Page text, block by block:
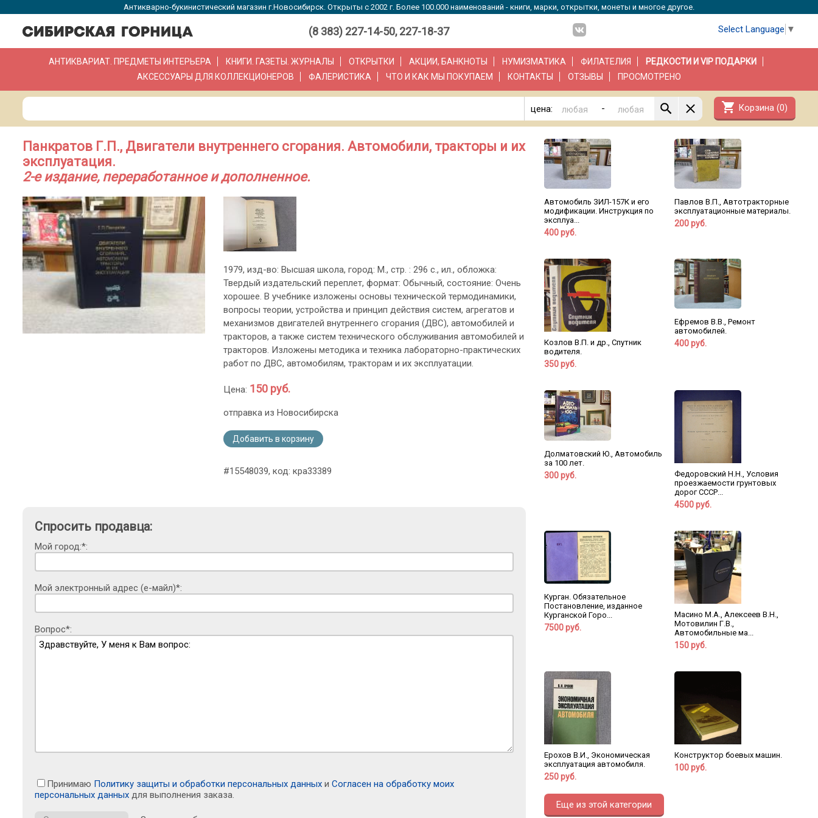
Антикварно-букинистический магазин г.Новосибирск. Открыты с 2002 г. Более 100.000 наименований - книги, марки, открытки, монеты и многое другое.
(8 383) 227-14-50, 227-18-37 Select Language ▼
АНТИКВАРИАТ. ПРЕДМЕТЫ ИНТЕРЬЕРА КНИГИ. ГАЗЕТЫ. ЖУРНАЛЫ ОТКРЫТКИ АКЦИИ, БАНКНОТЫ НУМИЗМАТИКА ФИЛАТЕЛИЯ
РЕДКОСТИ И VIP ПОДАРКИ
АКСЕССУАРЫ ДЛЯ КОЛЛЕКЦИОНЕРОВ
ФАЛЕРИСТИКА ЧТО И КАК МЫ ПОКУПАЕМ КОНТАКТЫ ОТЗЫВЫ ПРОСМОТРЕНО
цена: - shopping_cart Корзина (0)
Панкратов Г.П., Двигатели внутреннего сгорания. Автомобили, тракторы и их
эксплуатация.
2-е издание, переработанное и дополненное.
1979, изд-во: Высшая школа, город: М., стр. : 296 с., ил., обложка:
Твердый издательский переплет, формат: Обычный, состояние: Очень
хорошее. В учебнике изложены основы технической термодинамики,
вопросы теории, устройства и принцип действия систем, агрегатов и
механизмов двигателей внутреннего сгорания (ДВС), автомобилей и
тракторов, а также систем технического обслуживания автомобилей и
тракторов. Изложены методика и техника лабораторно-практических
работ по ДВС, автомобилям, тракторам и их эксплуатации.
Цена: 150 руб.
отправка из Новосибирска
Добавить в корзину
#15548039, код: кра33389
Спросить продавца:
Мой город:*:
Мой электронный адрес (е-майл)*:
Вопрос*:
Принимаю Политику защиты и обработки персональных данных и Согласен на обработку моих
персональных данных для выполнения заказа.
Автомобиль ЗИЛ-157К и его
модификации. Инструкция по
эксплуа...
400 руб.
Павлов В.П., Автотракторные
эксплуатационные материалы.
200 руб.
Козлов В.П. и др., Спутник
водителя.
350 руб.
Ефремов В.В., Ремонт
автомобилей.
400 руб.
Долматовский Ю., Автомобиль
за 100 лет.
300 руб.
Федоровский Н.Н., Условия
проезжаемости грунтовых
дорог СССР...
4500 руб.
Курган. Обязательное
Постановление, изданное
Курганской Горо...
7500 руб.
Масино М.А., Алексеев В.Н.,
Мотовилин Г.В.,
Автомобильные ма...
150 руб.
Ерохов В.И., Экономическая
эксплуатация автомобиля.
250 руб.
Конструктор боевых машин.
100 руб.
Еще из этой категории